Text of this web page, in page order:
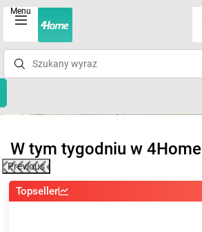
Menu
W tym tygodniu w 4Home
Previous
Top nowość